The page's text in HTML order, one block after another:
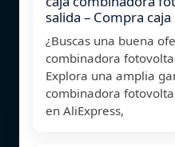
salida – Compra caja
¿Buscas una buena
combinadora
Explora una amplia
combinadora
en AliExpress,